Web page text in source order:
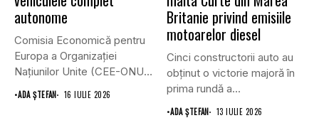
autonome
Comisia Economică pentru
Europa a Organizației
Națiunilor Unite (CEE-ONU)
a adoptat primul...
•ADA ȘTEFAN 16 IULIE 2026
Britanie privind emisiile
motoarelor diesel
Cinci constructorii auto au
obținut o victorie majoră în
prima rundă a...
•ADA ȘTEFAN 13 IULIE 2026